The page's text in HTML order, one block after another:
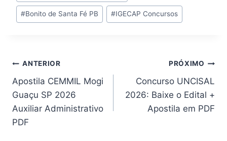
#Bonito de Santa Fé PB #IGECAP Concursos
Navegação
de
Post
ANTERIOR
Apostila CEMMIL Mogi
Guaçu SP 2026
Auxiliar Administrativo
PDF
PRÓXIMO
Concurso UNCISAL
2026: Baixe o Edital +
Apostila em PDF